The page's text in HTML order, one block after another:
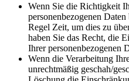
Wenn Sie die Richtigkeit
personenbezogenen
Regel Zeit, um dies zu
haben Sie das Recht, die
Ihrer personenbezogenen
Wenn die Verarbeitung
unrechtmäßig geschah/